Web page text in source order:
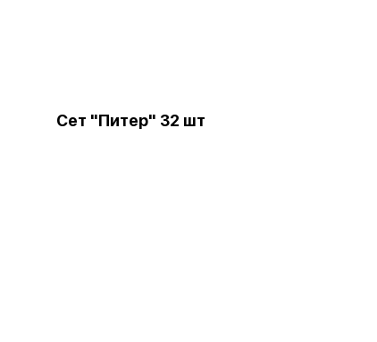
Сет "Питер" 32 шт